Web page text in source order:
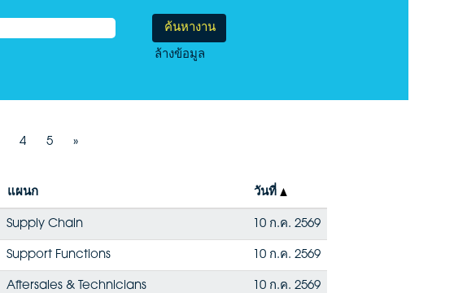
ล้างข้อมูล
4 5 »
แผนก วันที่
Supply Chain 10 ก.ค. 2569
Support Functions 10 ก.ค. 2569
Aftersales & Technicians 10 ก.ค. 2569